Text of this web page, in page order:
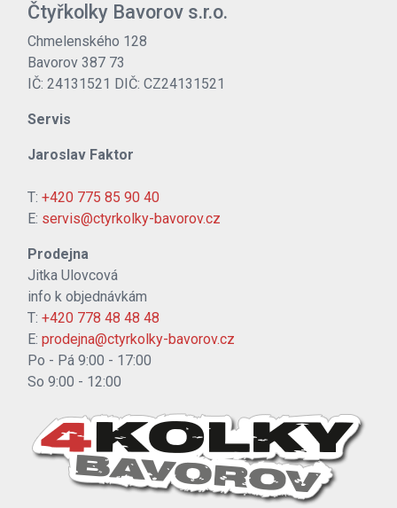
Čtyřkolky Bavorov s.r.o.
Chmelenského 128
Bavorov 387 73
IČ: 24131521 DIČ: CZ24131521
Servis
Jaroslav Faktor
T: +420 775 85 90 40
E: servis@ctyrkolky-bavorov.cz
Prodejna
Jitka Ulovcová
info k objednávkám
T: +420 778 48 48 48
E: prodejna@ctyrkolky-bavorov.cz
Po - Pá 9:00 - 17:00
So 9:00 - 12:00